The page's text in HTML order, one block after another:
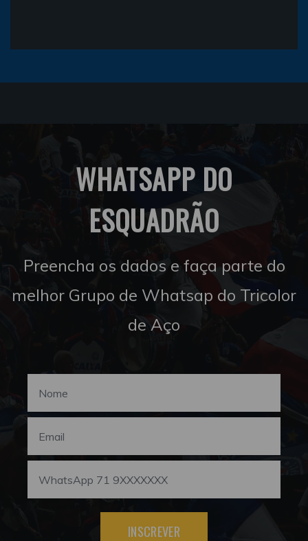
WHATSAPP DO
ESQUADRÃO
Preencha os dados e faça parte do
melhor Grupo de Whatsap do Tricolor
de Aço
INSCREVER